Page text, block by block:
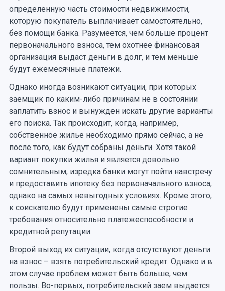
определенную часть стоимости недвижимости,
которую покупатель выплачивает самостоятельно,
без помощи банка. Разумеется, чем больше процент
первоначального взноса, тем охотнее финансовая
организация выдаст деньги в долг, и тем меньше
будут ежемесячные платежи.
Однако иногда возникают ситуации, при которых
заемщик по каким-либо причинам не в состоянии
заплатить взнос и вынужден искать другие варианты
его поиска. Так происходит, когда, например,
собственное жилье необходимо прямо сейчас, а не
после того, как будут собраны деньги. Хотя такой
вариант покупки жилья и является довольно
сомнительным, изредка банки могут пойти навстречу
и предоставить ипотеку без первоначального взноса,
однако на самых невыгодных условиях. Кроме этого,
к соискателю будут применены самые строгие
требования относительно платежеспособности и
кредитной репутации.
Второй выход их ситуации, когда отсутствуют деньги
на взнос – взять потребительский кредит. Однако и в
этом случае проблем может быть больше, чем
пользы. Во-первых, потребительский заем выдается